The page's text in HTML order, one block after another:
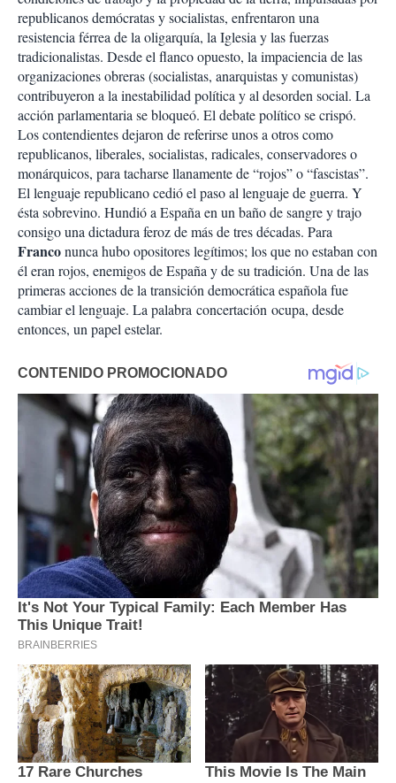
republicanos demócratas y socialistas, enfrentaron una
resistencia férrea de la oligarquía, la Iglesia y las fuerzas
tradicionalistas. Desde el flanco opuesto, la impaciencia de las
organizaciones obreras (socialistas, anarquistas y comunistas)
contribuyeron a la inestabilidad política y al desorden social. La
acción parlamentaria se bloqueó. El debate político se crispó.
Los contendientes dejaron de referirse unos a otros como
republicanos, liberales, socialistas, radicales, conservadores o
monárquicos, para tacharse llanamente de “rojos” o “fascistas”.
El lenguaje republicano cedió el paso al lenguaje de guerra. Y
ésta sobrevino. Hundió a España en un baño de sangre y trajo
consigo una dictadura feroz de más de tres décadas. Para
Franconunca hubo opositores legítimos; los que no estaban con
él eran rojos, enemigos de España y de su tradición. Una de las
primeras acciones de la transición democrática española fue
cambiar el lenguaje. La palabra concertación ocupa, desde
entonces, un papel estelar.